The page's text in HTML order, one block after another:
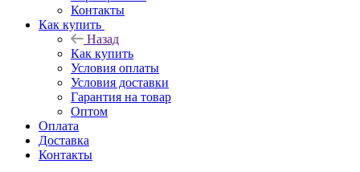
Контакты
Как купить
Назад
Как купить
Условия оплаты
Условия доставки
Гарантия на товар
Оптом
Оплата
Доставка
Контакты